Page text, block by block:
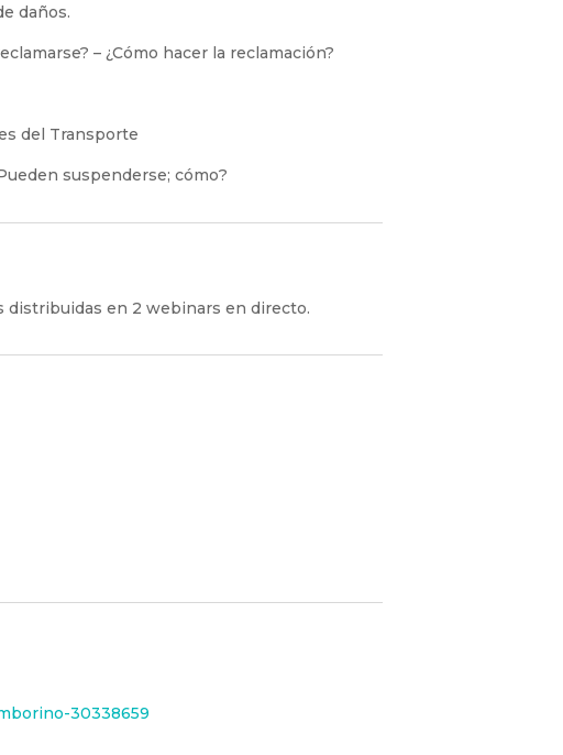
daños.
– ¿Cómo hacer la reclamación?
del Transporte
suspenderse; cómo?
distribuidas en 2 webinars en directo.
30338659